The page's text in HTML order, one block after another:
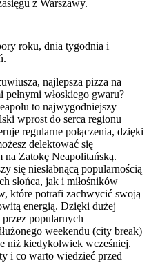
z Warszawy.
roku, dnia tygodnia i
najlepsza pizza na
włoskiego gwaru?
to najwygodniejszy
wprost do serca regionu
regularne połączenia, dzięki
delektować się
na Zatokę Neapolitańską.
się niesłabnącą popularnością
słońca, jak i miłośników
które potrafi zachwycić swoją
energią. Dzięki dużej
popularnych
weekendu (city break)
niż kiedykolwiek wcześniej.
i co warto wiedzieć przed